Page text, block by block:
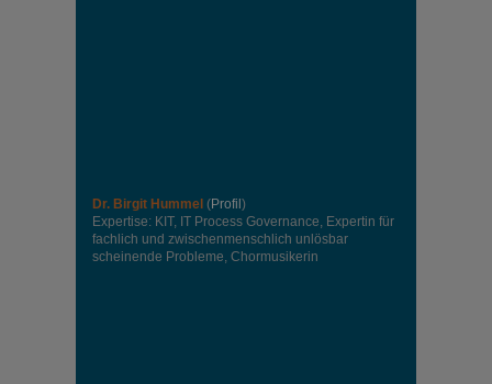
Dr. Birgit Hummel (Profil )
Expertise: KIT, IT Process Governance, Expertin für
fachlich und zwischenmenschlich unlösbar
scheinende Probleme, Chormusikerin